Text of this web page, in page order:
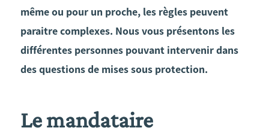
même ou pour un proche, les règles peuvent
paraitre complexes. Nous vous présentons les
différentes personnes pouvant intervenir dans
des questions de mises sous protection.
Le mandataire